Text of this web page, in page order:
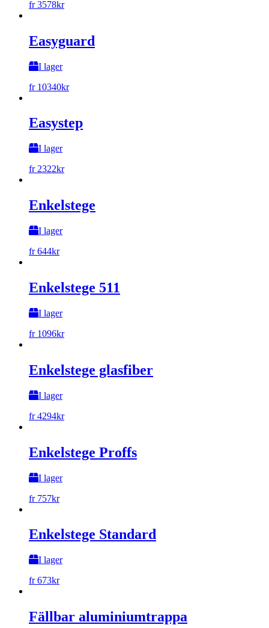
fr3578kr
Easyguard
I lager
fr 10340kr
Easystep
I lager
fr 2322kr
Enkelstege
I lager
fr644kr
Enkelstege 511
I lager
fr 1096kr
Enkelstege glasfiber
I lager
fr4294kr
Enkelstege Proffs
I lager
fr 757kr
Enkelstege Standard
I lager
fr673kr
Fällbar aluminiumtrappa